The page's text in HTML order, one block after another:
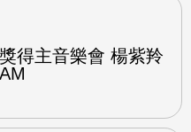
得主音樂會 楊紫羚